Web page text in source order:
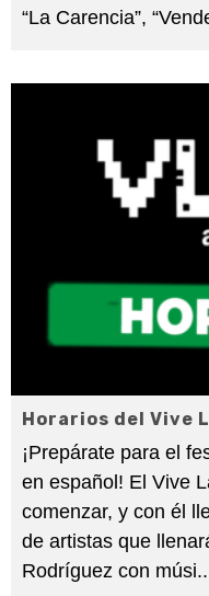
“La Carencia”,
Horarios del Vive
¡Prepárate para el
en español! El Vive
comenzar, y con él
de artistas que
Rodríguez con músi